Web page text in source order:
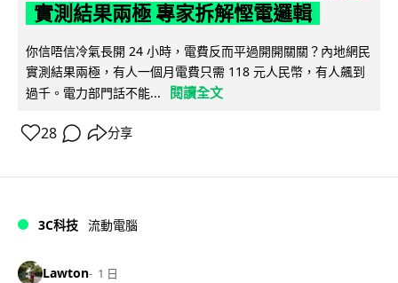
實測結果兩極 專家拆解慳電邏輯
你信唔信冷氣長開 24 小時，電費反而平過開開關關？內地網民
實測結果兩極，有人一個月電費只需 118 元人民幣，有人飆到
過千。電力部門話不能...
閱讀全文
28 分享
3C科技 流動電腦
Lawton 1 日